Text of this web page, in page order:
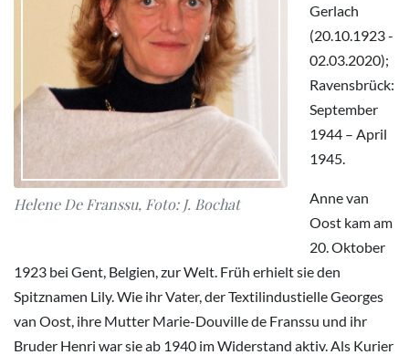
Helene De Franssu, Foto: J. Bochat
Gerlach
(20.10.1923 -
02.03.2020);
Ravensbrück:
September
1944 – April
1945.
Anne van
Oost kam am
20. Oktober
1923 bei Gent, Belgien, zur Welt. Früh erhielt sie den
Spitznamen Lily. Wie ihr Vater, der Textilindustielle Georges
van Oost, ihre Mutter Marie-Douville de Franssu und ihr
Bruder Henri war sie ab 1940 im Widerstand aktiv. Als Kurier